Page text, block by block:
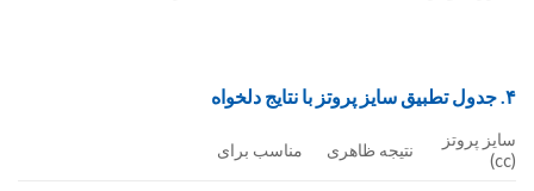
۴. جدول تطبیق سایز پروتز با نتایج دلخواه
سایز پروتز
(cc)
نتیجه ظاهری مناسب برای